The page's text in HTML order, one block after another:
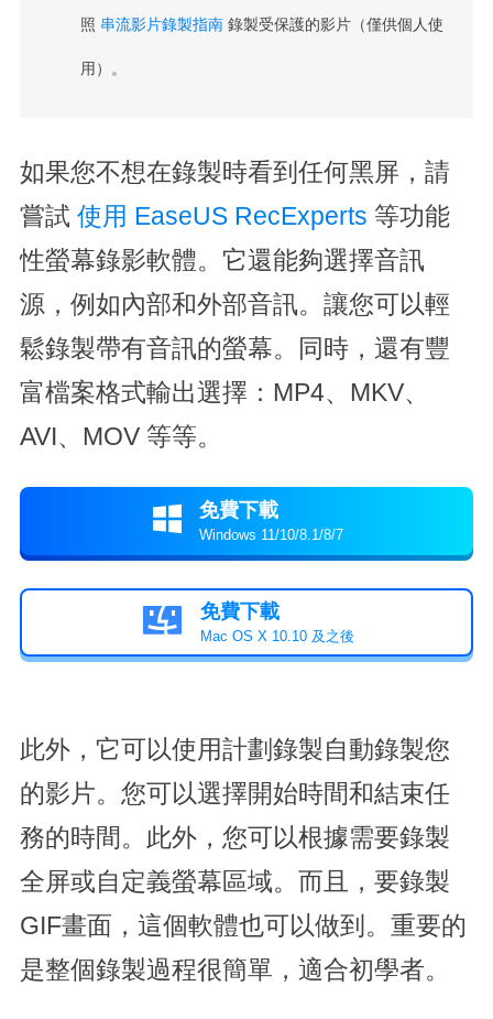
照 串流影片錄製指南錄製受保護的影片（僅供個人使
用）。
如果您不想在錄製時看到任何黑屏，請
嘗試 使用 EaseUS RecExperts 等功能
性螢幕錄影軟體。它還能夠選擇音訊
源，例如內部和外部音訊。讓您可以輕
鬆錄製帶有音訊的螢幕。同時，還有豐
富檔案格式輸出選擇：MP4、MKV、
AVI、MOV 等等。
 免費下載
Windows 11/10/8.1/8/7
 免費下載
Mac OS X 10.10 及之後
此外，它可以使用計劃錄製自動錄製您
的影片。您可以選擇開始時間和結束任
務的時間。此外，您可以根據需要錄製
全屏或自定義螢幕區域。而且，要錄製
GIF畫面，這個軟體也可以做到。重要的
是整個錄製過程很簡單，適合初學者。